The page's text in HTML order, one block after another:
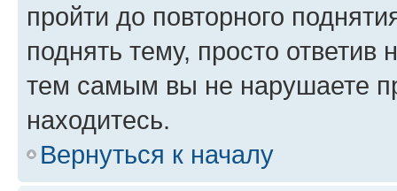
пройти до повторного
поднять тему, просто ответив
тем самым вы не нарушаете
находитесь.
Вернуться к началу